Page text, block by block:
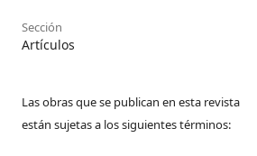
Sección
Artículos
Las obras que se publican en esta revista
están sujetas a los siguientes términos: